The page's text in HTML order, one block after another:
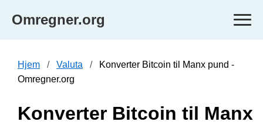
Omregner.org
Hjem Valuta
Konverter Bitcoin til Manx pund -
Omregner.org
Konverter Bitcoin til Manx